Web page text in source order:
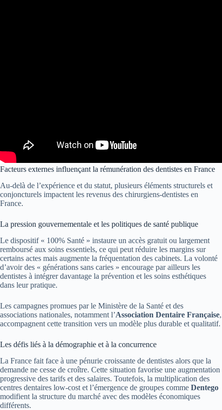
Facteurs externes influençant la rémunération des dentistes en France
Au-delà de l’expérience et du statut, plusieurs éléments structurels et
conjoncturels impactent les revenus des chirurgiens-dentistes en
France.
La pression gouvernementale et les politiques de santé publique
Le dispositif « 100% Santé » instaure un accès gratuit ou largement
remboursé aux soins essentiels, ce qui peut réduire les margins sur
certains actes mais augmente la fréquentation des cabinets. La volonté
d’avoir des « générations sans caries » encourage par ailleurs les
dentistes à intégrer davantage la prévention et les soins esthétiques
dans leur pratique.
Les campagnes promues par le Ministère de la Santé et des
associations nationales, notamment l’Association Dentaire Française,
accompagnent cette transition vers un modèle plus durable et qualitatif.
Les défis liés à la démographie et à la concurrence
La France fait face à une pénurie croissante de dentistes alors que la
demande ne cesse de croître. Cette situation favorise une augmentation
progressive des tarifs et des salaires. Toutefois, la multiplication des
centres dentaires low-cost et l’émergence de groupes comme Dentego
modifient la structure du marché avec des modèles économiques
différents.